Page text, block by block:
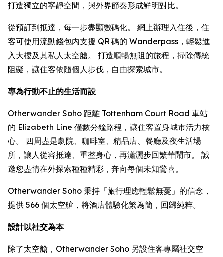
打造獨立的寧靜空間，與外界節奏形成鮮明對比。
從預訂到抵達，每一步盡顯數碼化。 網上辦理入住後，住
客可使用流動錢包內支援 QR 碼的 Wanderpass，輕鬆進
入大樓及其私人太空艙。 打造順暢無阻的旅程，掃除傳統
阻礙，讓住客依隨個人步伐，自由探索城市。
專為行動不止的生活而設
Otherwander Soho 距離 Tottenham Court Road 車站
的 Elizabeth Line 僅數分鐘路程，讓住客置身城市活力核
心。 四周盡是劇院、咖啡室、精品店、餐廳及夜生活場
所，讓人從容抵達、重整身心，再瀟灑步回繁華鬧市。 誠
邀您盡情在外探索種種精彩，奔向每個未知驚喜。
Otherwander Soho 秉持「旅行理應輕鬆無憂」的信念，
提供 566 個太空艙，將酒店體驗化繁為簡，回歸純粹。
設計以社交為本
除了太空艙，Otherwander Soho 另設住客專屬社交空